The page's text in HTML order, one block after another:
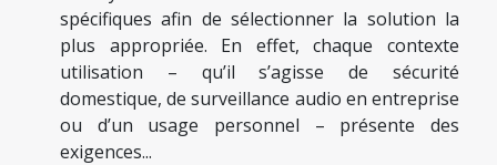
spécifiques afin de sélectionner la solution la
plus appropriée. En effet, chaque contexte
utilisation – qu’il s’agisse de sécurité
domestique, de surveillance audio en entreprise
ou d’un usage personnel – présente des
exigences...